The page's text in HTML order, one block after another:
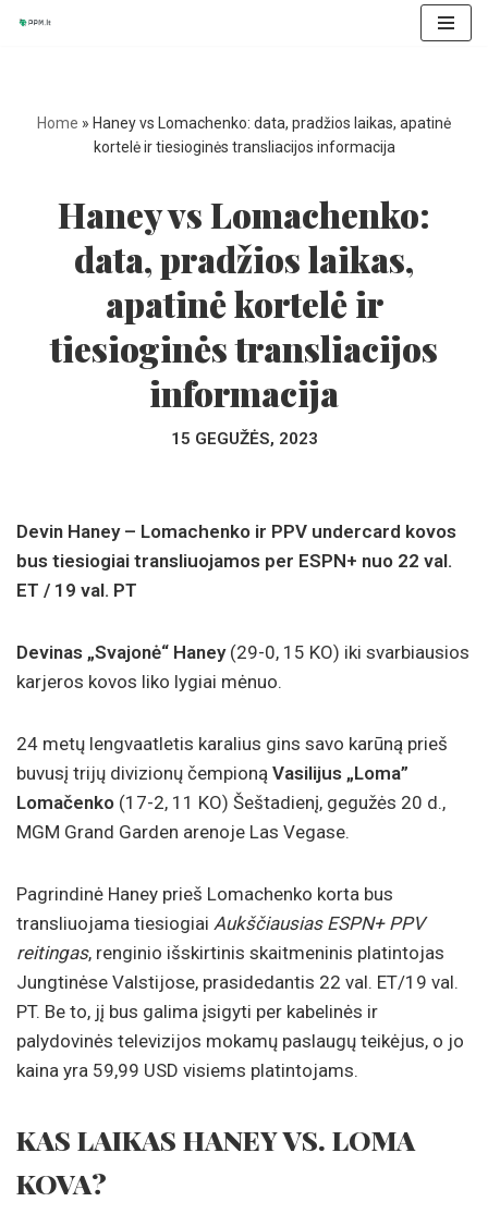
content
Home » Haney vs Lomachenko: data, pradžios laikas, apatinė
kortelė ir tiesioginės transliacijos informacija
Haney vs Lomachenko:
data, pradžios laikas,
apatinė kortelė ir
tiesioginės transliacijos
informacija
15 GEGUŽĖS, 2023
Devin Haney – Lomachenko ir PPV undercard kovos
bus tiesiogiai transliuojamos per ESPN+ nuo 22 val.
ET / 19 val. PT
Devinas „Svajonė“ Haney(29-0, 15 KO) iki svarbiausios
karjeros kovos liko lygiai mėnuo.
24 metų lengvaatletis karalius gins savo karūną prieš
buvusį trijų divizionų čempioną Vasilijus „Loma”
Lomačenko (17-2, 11 KO) Šeštadienį, gegužės 20 d.,
MGM Grand Garden arenoje Las Vegase.
Pagrindinė Haney prieš Lomachenko korta bus
transliuojama tiesiogiai Aukščiausias ESPN+ PPV
reitingas, renginio išskirtinis skaitmeninis platintojas
Jungtinėse Valstijose, prasidedantis 22 val. ET/19 val.
PT. Be to, jį bus galima įsigyti per kabelinės ir
palydovinės televizijos mokamų paslaugų teikėjus, o jo
kaina yra 59,99 USD visiems platintojams.
KAS LAIKAS HANEY VS. LOMA
KOVA?